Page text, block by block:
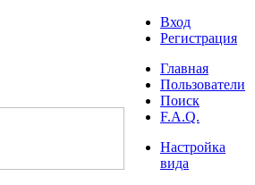
Вход
Регистрация
Главная
Пользователи
Поиск
F.A.Q.
Настройка
вида